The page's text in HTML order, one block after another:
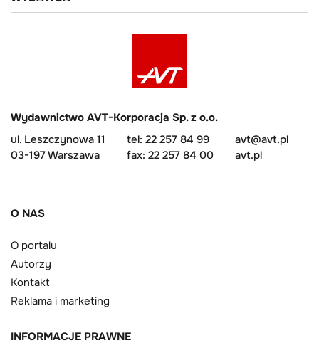
Wydawnictwo AVT-Korporacja Sp. z o.o.
ul. Leszczynowa 11
03-197 Warszawa
tel: 22 257 84 99
fax: 22 257 84 00
avt@avt.pl
avt.pl
O NAS
O portalu
Autorzy
Kontakt
Reklama i marketing
INFORMACJE PRAWNE